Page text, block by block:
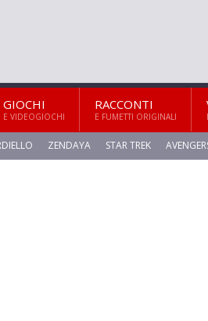
GIOCHI
E VIDEOGIOCHI
RACCONTI
E FUMETTI ORIGINALI
ZENDAYA STAR TREK